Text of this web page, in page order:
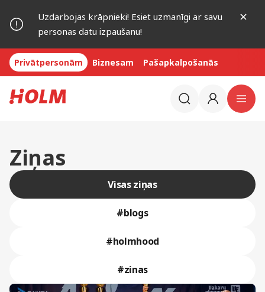
Uzdarbojas krāpnieki! Esiet uzmanīgi ar savu
personas datu izpaušanu!
Privātpersonām Biznesam Pašapkalpošanās
Ziņas
Visas ziņas
#blogs
#holmhood
#zinas